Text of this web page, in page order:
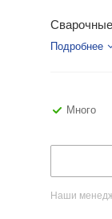
Подробнее
Много
Наши